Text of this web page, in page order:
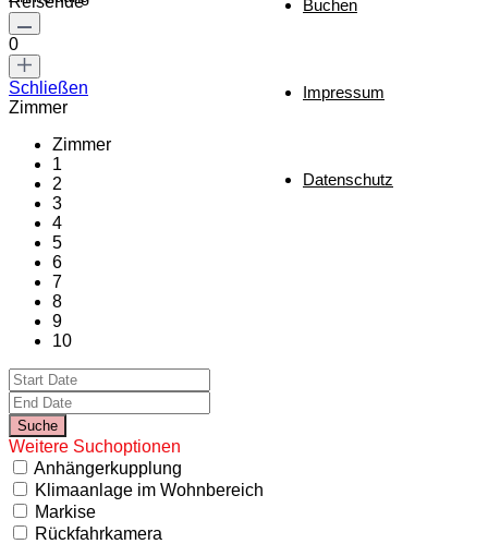
Buchen
Impressum
Datenschutz
0
Schließen
Zimmer
Zimmer
1
2
3
4
5
6
7
8
9
10
Weitere Suchoptionen
Anhängerkupplung
Klimaanlage im Wohnbereich
Markise
Rückfahrkamera